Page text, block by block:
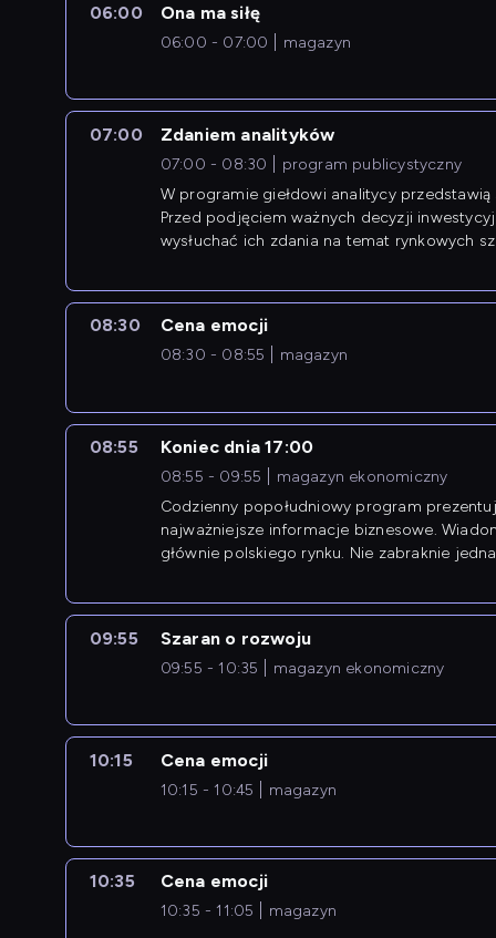
06:00 Ona ma siłę
06:00 - 07:00 magazyn
07:00 Zdaniem analityków
07:00 - 08:30
program publicystyczny
W programie giełdowi analitycy
Przed podjęciem ważnych decyzji
wysłuchać ich zdania na temat rynkowych
08:30 Cena emocji
08:30 - 08:55 magazyn
08:55 Koniec dnia 17:00
08:55 - 09:55
magazyn ekonomiczny
Codzienny popołudniowy program
najważniejsze informacje biznesowe.
głównie polskiego rynku. Nie zabraknie
09:55 Szaran o rozwoju
09:55 - 10:35 magazyn ekonomiczny
10:15 Cena emocji
10:15 - 10:45 magazyn
10:35 Cena emocji
10:35 - 11:05 magazyn